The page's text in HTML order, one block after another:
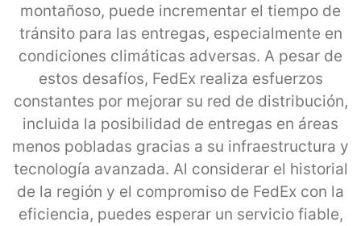
montañoso, puede incrementar el tiempo de
tránsito para las entregas, especialmente en
condiciones climáticas adversas. A pesar de
estos desafíos, FedEx realiza esfuerzos
constantes por mejorar su red de distribución,
incluida la posibilidad de entregas en áreas
menos pobladas gracias a su infraestructura y
tecnología avanzada. Al considerar el historial
de la región y el compromiso de FedEx con la
eficiencia, puedes esperar un servicio fiable,